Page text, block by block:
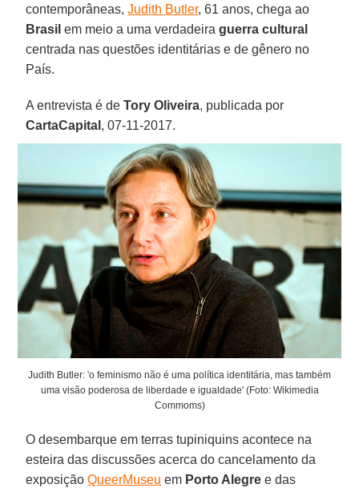
contemporâneas,Judith Butler, 61 anos, chega ao
Brasil em meio a uma verdadeiraguerra cultural
centrada nas questões identitárias e de gênero no
País.
A entrevista é deTory Oliveira, publicada por
CartaCapital , 07-11-2017.
Judith Butler: 'o feminismo não é uma política identitária, mas também
uma visão poderosa de liberdade e igualdade' (Foto: Wikimedia
Commoms)
O desembarque em terras tupiniquins acontece na
esteira das discussões acerca do cancelamento da
exposiçãoQueerMuseu em Porto Alegre e das